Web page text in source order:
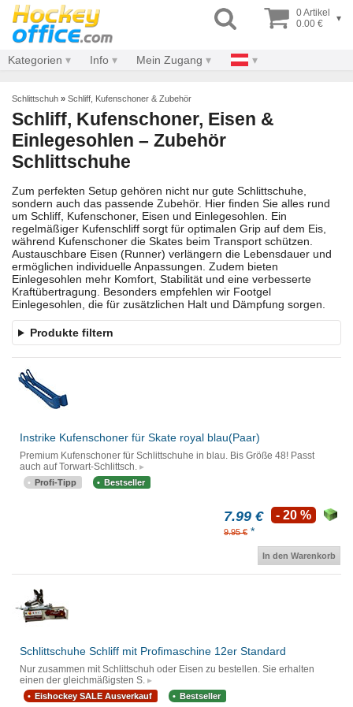
0 Artikel
0.00 €
▾
Kategorien Info Mein Zugang
Schlittschuh » Schliff, Kufenschoner & Zubehör
Schliff, Kufenschoner, Eisen &
Einlegesohlen – Zubehör
Schlittschuhe
Zum perfekten Setup gehören nicht nur gute Schlittschuhe,
sondern auch das passende Zubehör. Hier finden Sie alles rund
um Schliff, Kufenschoner, Eisen und Einlegesohlen. Ein
regelmäßiger Kufenschliff sorgt für optimalen Grip auf dem Eis,
während Kufenschoner die Skates beim Transport schützen.
Austauschbare Eisen (Runner) verlängern die Lebensdauer und
ermöglichen individuelle Anpassungen. Zudem bieten
Einlegesohlen mehr Komfort, Stabilität und eine verbesserte
Kraftübertragung. Besonders empfehlen wir Footgel
Einlegesohlen, die für zusätzlichen Halt und Dämpfung sorgen.
Produkte filtern
Instrike Kufenschoner für Skate royal blau(Paar)
Premium Kufenschoner für Schlittschuhe in blau. Bis Größe 48! Passt
auch auf Torwart-Schlittsch.
Profi-Tipp Bestseller
7.99 €
9.95 € *
- 20 %
In den Warenkorb
Schlittschuhe Schliff mit Profimaschine 12er Standard
Nur zusammen mit Schlittschuh oder Eisen zu bestellen. Sie erhalten
einen der gleichmäßigsten S.
Eishockey SALE Ausverkauf Bestseller